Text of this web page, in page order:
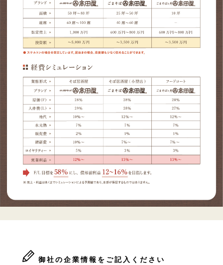
御社の企業情報をご記入ください